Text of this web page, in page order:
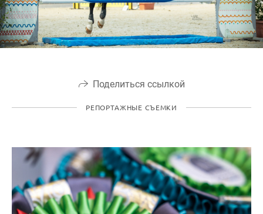
Поделиться ссылкой
РЕПОРТАЖНЫЕ СЪЕМКИ